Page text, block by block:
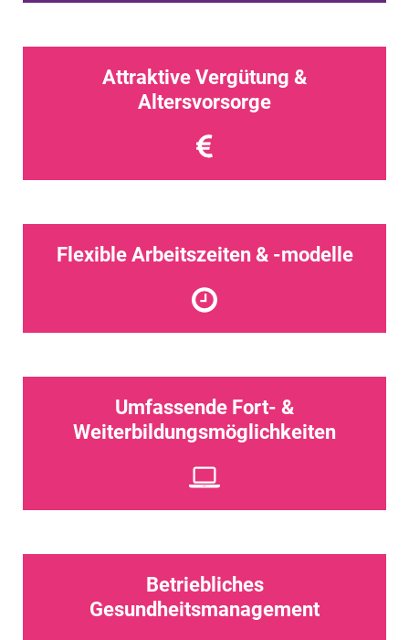
Attraktive Vergütung &
Altersvorsorge
Flexible Arbeitszeiten & -modelle
Umfassende Fort- &
Weiterbildungsmöglichkeiten
Betriebliches
Gesundheitsmanagement